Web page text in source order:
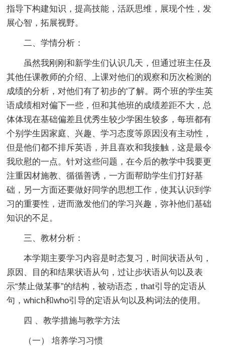
指导下构建知识，提高技能，活跃思维，展现个性，发
展心智，拓展视野。
二、学情分析：
虽然我刚刚和新学生们认识几天，但通过班主任及
其他任课教师的介绍、上课对他们的观察和历次检测的
成绩的分析，对他们有了初步的'了解。两个班的学生英
语成绩相对偏下一些，但和其他班的成绩差距不大，总
体体现在基础偏差且优秀生较少学困生较多，每班都有
个别学生因家庭、兴趣、学习态度等原因没有主动性，
但是他们都不排斥英语，并且喜欢和我接触，这是最令
我欣慰的一点。针对这些问题，在今后的教学中我要更
注重因材施教、循循善诱，一方面帮助学生们打好基
础，另一方面还要做好同学的思想工作，使其认识到学
习的重要性，进而激发他们的学习兴趣，弥补他们基础
知识的不足。
三、教材分析：
本学期主要学习内容是时态复习，时间状语从句，
原因、目的和结果状语从句，过让步状语从句以及表
示“禁止做某事”的结构，被动语态，that引导的定语从
句，which和who引导的定语从句以及构词法的使用。
四 、教学措施与教学方法
（一） 培养学习习惯